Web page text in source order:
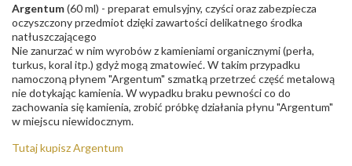
Argentum(60 ml) - preparat emulsyjny, czyści oraz zabezpiecza
oczyszczony przedmiot dzięki zawartości delikatnego środka
natłuszczającego
Nie zanurzać w nim wyrobów z kamieniami organicznymi (perła,
turkus, koral itp.) gdyż mogą zmatowieć. W takim przypadku
namoczoną płynem "Argentum" szmatką przetrzeć część metalową
nie dotykając kamienia. W wypadku braku pewności co do
zachowania się kamienia, zrobić próbkę działania płynu "Argentum"
w miejscu niewidocznym.
Tutaj kupisz Argentum